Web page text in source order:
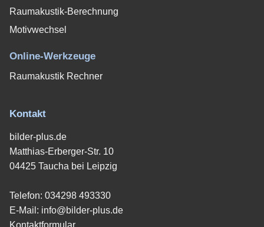
Raumakustik-Berechnung
Motivwechsel
Online-Werkzeuge
Raumakustik Rechner
Kontakt
bilder-plus.de
Matthias-Erberger-Str. 10
04425 Taucha bei Leipzig
Telefon: 034298 493330
E-Mail: info@bilder-plus.de
Kontaktformular